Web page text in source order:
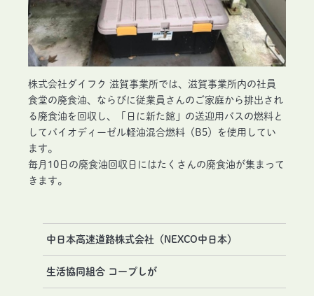
株式会社ダイフク 滋賀事業所では、滋賀事業所内の社員
食堂の廃食油、ならびに従業員さんのご家庭から排出され
る廃食油を回収し、「日に新た館」の送迎用バスの燃料と
してバイオディーゼル軽油混合燃料（B5）を使用してい
ます。
毎月10日の廃食油回収日にはたくさんの廃食油が集まって
きます。
中日本高速道路株式会社（NEXCO中日本）
生活協同組合 コープしが